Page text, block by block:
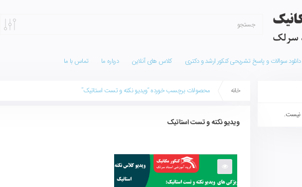
دانلود سوالات و پاسخ تشریحی کنکور ارشد و دکتری کلاس های آنلاین درباره ما تماس با ما
نیست.
خانه محصولات برچسب خورده “ویدیو نکته و تست استاتیک”
ویدیو نکته و تست استاتیک